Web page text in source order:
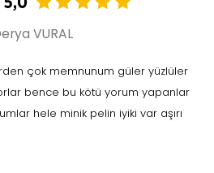
VURAL
çok memnunum güler yüzlüler
bence bu kötü yorum yapanlar
hele minik pelin iyiki var aşırı